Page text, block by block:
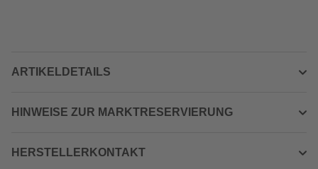
ARTIKELDETAILS
HINWEISE ZUR MARKTRESERVIERUNG
HERSTELLERKONTAKT